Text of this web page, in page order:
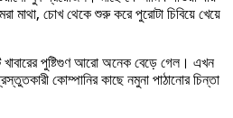
মাথা, চোখ থেকে শুরু করে পুরোটা চিবিয়ে খেয়ে
পুষ্টিগুণ আরো অনেক বেড়ে গেল। এখন
কোম্পানির কাছে নমুনা পাঠানোর চিন্তা